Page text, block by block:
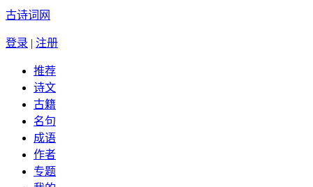
古诗词网
登录 | 注册
推荐
诗文
古籍
名句
成语
作者
专题